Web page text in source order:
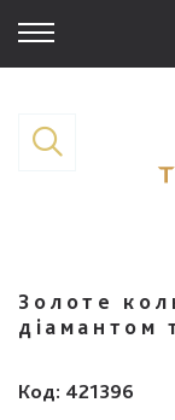
Золоте
діамантом
Код: 421396